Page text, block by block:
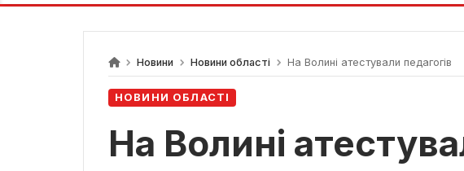
Новини Новини області На Волині атестували педагогів
НОВИНИ ОБЛАСТІ
На Волині